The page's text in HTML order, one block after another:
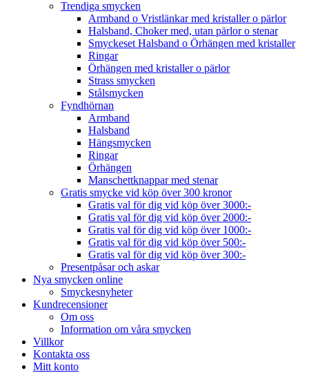
Trendiga smycken
Armband o Vristlänkar med kristaller o pärlor
Halsband, Choker med, utan pärlor o stenar
Smyckeset Halsband o Örhängen med kristaller
Ringar
Örhängen med kristaller o pärlor
Strass smycken
Stålsmycken
Fyndhörnan
Armband
Halsband
Hängsmycken
Ringar
Örhängen
Manschettknappar med stenar
Gratis smycke vid köp över 300 kronor
Gratis val för dig vid köp över 3000:-
Gratis val för dig vid köp över 2000:-
Gratis val för dig vid köp över 1000:-
Gratis val för dig vid köp över 500:-
Gratis val för dig vid köp över 300:-
Presentpåsar och askar
Nya smycken online
Smyckesnyheter
Kundrecensioner
Om oss
Information om våra smycken
Villkor
Kontakta oss
Mitt konto